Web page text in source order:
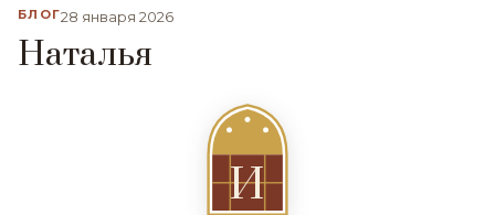
БЛОГ28 января 2026
Наталья
И